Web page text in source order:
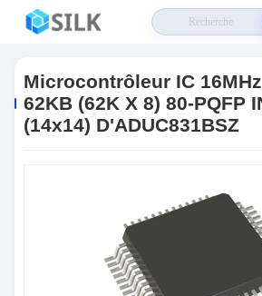
16MHz À 8 Bits 62KB (62K X 8) 80-PQFP
D'ADUC831BSZ
Microcontrôleur IC
62KB (62K X 8) 80-PQFP
(14x14) D'ADUC831BSZ